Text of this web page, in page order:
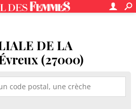
MADELEINEDE LA
(27000)